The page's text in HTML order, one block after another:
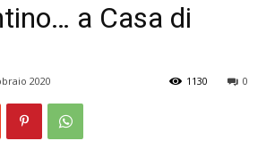
a Casa di
2020 0
1130